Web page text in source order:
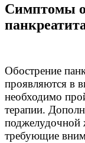
Симптомы
Обострение
проявляются в
необходимо
терапии.
поджелудочной
требующие